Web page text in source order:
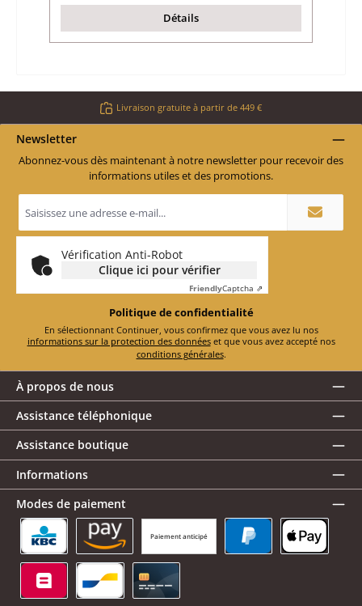
Détails
Livraison gratuite à partir de 449 €
Newsletter
Abonnez-vous dès maintenant à notre newsletter pour recevoir des
informations utiles et des promotions.
e-
mail
*
Vérification Anti-Robot
Clique ici pour vérifier
FriendlyCaptcha ⇗
Politique de confidentialité
En sélectionnant Continuer, vous confirmez que vous avez lu nos
informations sur la protection des données
et que vous avez accepté nos
conditions générales.
À propos de nous
Assistance téléphonique
Assistance boutique
Informations
Modes de paiement
Paiement anticipé
KBC/CBC Payment Button
Amazon Pay